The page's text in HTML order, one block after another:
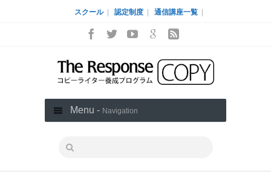
スクール 認定制度 通信講座一覧
Menu - Navigation